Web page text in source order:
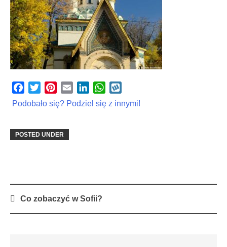
Facebook
TwitterPinterest
Email LinkedInWhatsApp
Podobało się? Podziel się z innymi!
POSTED UNDER
PostCo zobaczyć w Sofii?